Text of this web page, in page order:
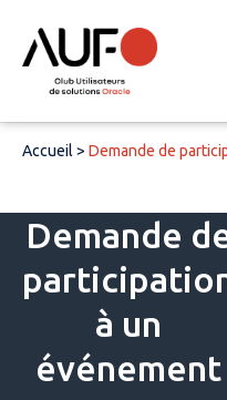
Accueil > Demande de
Demande
à un
événement